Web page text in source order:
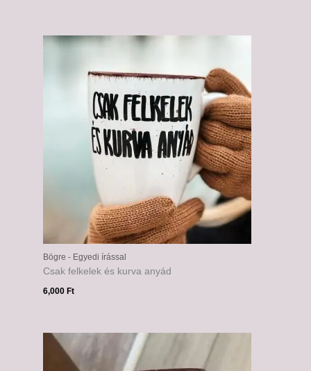
Bögre - Egyedi írással
Csak felkelek és kurva anyád
6,000 Ft